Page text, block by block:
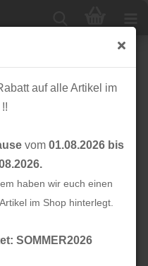
auf alle Artikel im
vom 01.08.2026 bis
haben wir euch einen
im Shop hinterlegt.
SOMMER2026
Cuff - blue navy
Liebe -